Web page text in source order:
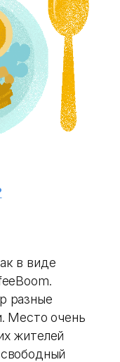
в виде
разные
Место очень
жителей